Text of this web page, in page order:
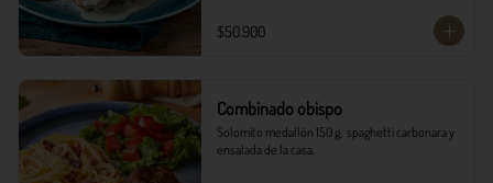
$50.900
Combinado obispo
Solomito medallón 150 g,  spaghetti carbonara y
ensalada de la casa.